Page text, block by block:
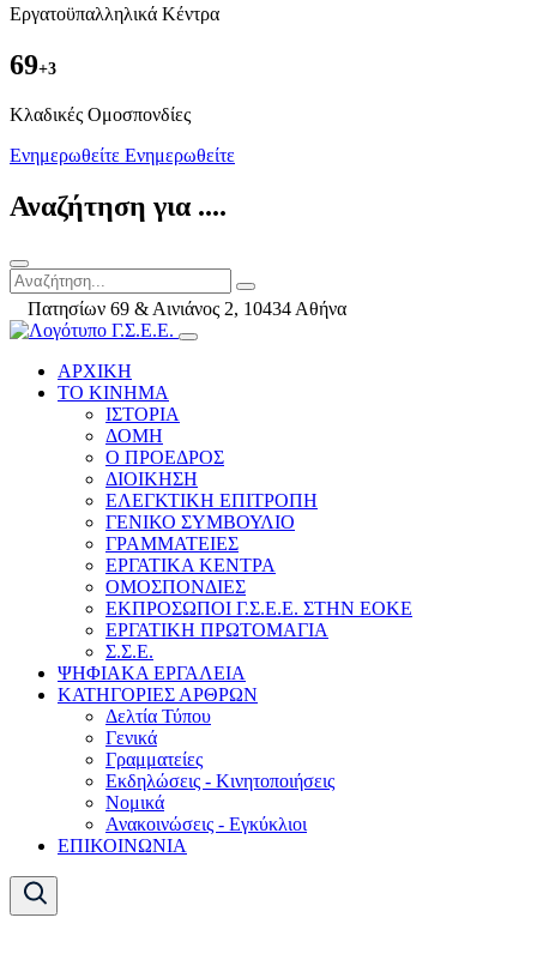
Εργατοϋπαλληλικά Κέντρα
69+3
Kλαδικές Ομοσπονδίες
Ενημερωθείτε Ενημερωθείτε
Αναζήτηση για ....
Πατησίων 69 & Αινιάνος 2, 10434 Αθήνα
ΑΡΧΙΚΗ
ΤΟ ΚΙΝΗΜΑ
ΙΣΤΟΡΙΑ
ΔΟΜΗ
Ο ΠΡΟΕΔΡΟΣ
ΔΙΟΙΚΗΣΗ
ΕΛΕΓΚΤΙΚΗ ΕΠΙΤΡΟΠΗ
ΓΕΝΙΚΟ ΣΥΜΒΟΥΛΙΟ
ΓΡΑΜΜΑΤΕΙΕΣ
ΕΡΓΑΤΙΚΑ ΚΕΝΤΡΑ
ΟΜΟΣΠΟΝΔΙΕΣ
ΕΚΠΡΟΣΩΠΟΙ Γ.Σ.Ε.Ε. ΣΤΗΝ ΕΟΚΕ
ΕΡΓΑΤΙΚΗ ΠΡΩΤΟΜΑΓΙΑ
Σ.Σ.Ε.
ΨΗΦΙΑΚΑ ΕΡΓΑΛΕΙΑ
ΚΑΤΗΓΟΡΙΕΣ ΑΡΘΡΩΝ
Δελτία Τύπου
Γενικά
Γραμματείες
Εκδηλώσεις - Κινητοποιήσεις
Νομικά
Ανακοινώσεις - Εγκύκλιοι
ΕΠΙΚΟΙΝΩΝΙΑ